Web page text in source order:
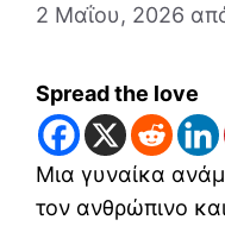
2 Μαΐου, 2026
Spread the love
Μια γυναίκα
τον ανθρώπινο